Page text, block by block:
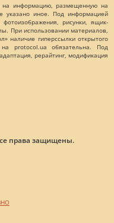
на информацию, размещенную на
указано иное. Под информацией
рисунки, ящик-
При использовании материалов,
наличие гиперссылки открытого
protocol.ua обязательна. Под
рерайтинг, модификация
права защищены.